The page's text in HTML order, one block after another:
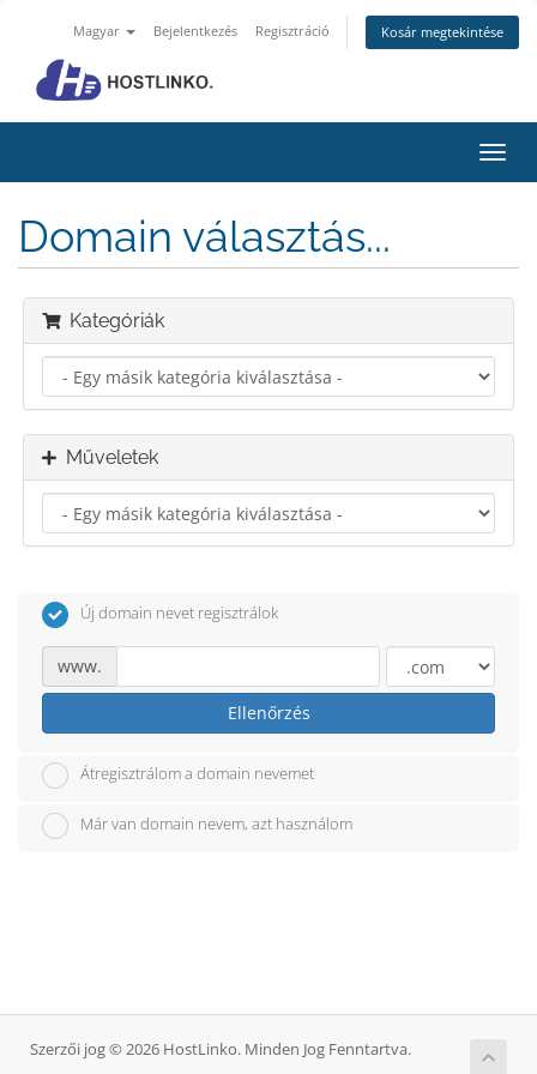
Magyar Bejelentkezés Regisztráció Kosár megtekintése
a
Domain választás...
Kategóriák
Műveletek
Új domain nevet regisztrálok
www.
Ellenőrzés
Átregisztrálom a domain nevemet
Már van domain nevem, azt használom
Szerzői jog © 2026 HostLinko. Minden Jog Fenntartva.